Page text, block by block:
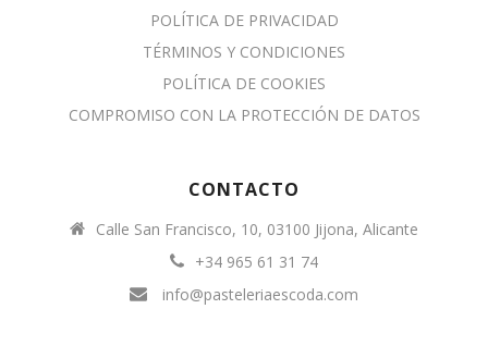
POLÍTICA DE PRIVACIDAD
TÉRMINOS Y CONDICIONES
POLÍTICA DE COOKIES
COMPROMISO CON LA PROTECCIÓN DE DATOS
CONTACTO
Calle San Francisco, 10, 03100 Jijona, Alicante
+34 965 61 31 74
info@pasteleriaescoda.com